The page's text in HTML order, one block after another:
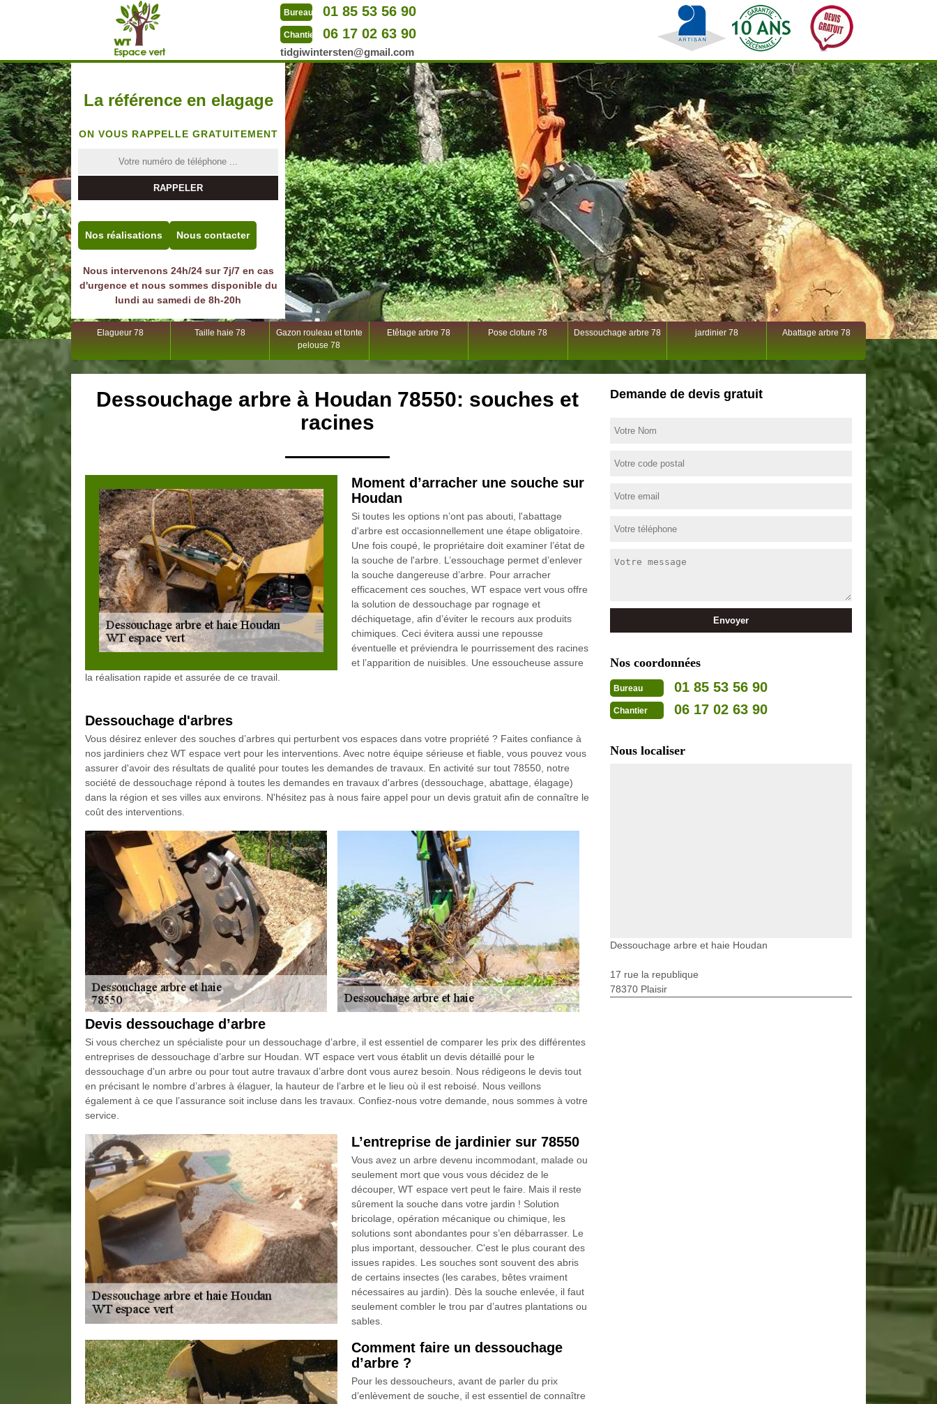
Bureau 01 85 53 56 90
Chantier 06 17 02 63 90
tidgiwintersten@gmail.com
La référence en elagage
ON VOUS RAPPELLE GRATUITEMENT
Nos réalisations Nous contacter
Nous intervenons 24h/24 sur 7j/7 en cas
d'urgence et nous sommes disponible du
lundi au samedi de 8h-20h
Elagueur 78 Taille haie 78
Gazon rouleau et tonte
pelouse 78
Etêtage arbre 78 Pose cloture 78 Dessouchage arbre 78 jardinier 78 Abattage arbre 78
Dessouchage arbre à Houdan 78550: souches et
racines
Moment d’arracher une souche sur
Houdan
Si toutes les options n’ont pas abouti, l'abattage
d'arbre est occasionnellement une étape obligatoire.
Une fois coupé, le propriétaire doit examiner l’état de
la souche de l'arbre. L’essouchage permet d’enlever
la souche dangereuse d’arbre. Pour arracher
efficacement ces souches, WT espace vert vous offre
la solution de dessouchage par rognage et
déchiquetage, afin d’éviter le recours aux produits
chimiques. Ceci évitera aussi une repousse
éventuelle et préviendra le pourrissement des racines
et l’apparition de nuisibles. Une essoucheuse assure
la réalisation rapide et assurée de ce travail.
Dessouchage d'arbres
Vous désirez enlever des souches d’arbres qui perturbent vos espaces dans votre propriété ? Faites confiance à
nos jardiniers chez WT espace vert pour les interventions. Avec notre équipe sérieuse et fiable, vous pouvez vous
assurer d'avoir des résultats de qualité pour toutes les demandes de travaux. En activité sur tout 78550, notre
société de dessouchage répond à toutes les demandes en travaux d'arbres (dessouchage, abattage, élagage)
dans la région et ses villes aux environs. N'hésitez pas à nous faire appel pour un devis gratuit afin de connaître le
coût des interventions.
Devis dessouchage d’arbre
Si vous cherchez un spécialiste pour un dessouchage d’arbre, il est essentiel de comparer les prix des différentes
entreprises de dessouchage d’arbre sur Houdan. WT espace vert vous établit un devis détaillé pour le
dessouchage d'un arbre ou pour tout autre travaux d’arbre dont vous aurez besoin. Nous rédigeons le devis tout
en précisant le nombre d’arbres à élaguer, la hauteur de l’arbre et le lieu où il est reboisé. Nous veillons
également à ce que l’assurance soit incluse dans les travaux. Confiez-nous votre demande, nous sommes à votre
service.
L’entreprise de jardinier sur 78550
Vous avez un arbre devenu incommodant, malade ou
seulement mort que vous vous décidez de le
découper, WT espace vert peut le faire. Mais il reste
sûrement la souche dans votre jardin ! Solution
bricolage, opération mécanique ou chimique, les
solutions sont abondantes pour s’en débarrasser. Le
plus important, dessoucher. C'est le plus courant des
issues rapides. Les souches sont souvent des abris
de certains insectes (les carabes, bêtes vraiment
nécessaires au jardin). Dès la souche enlevée, il faut
seulement combler le trou par d’autres plantations ou
sables.
Comment faire un dessouchage
d’arbre ?
Pour les dessoucheurs, avant de parler du prix
d’enlèvement de souche, il est essentiel de connaître
Demande de devis gratuit
Nos coordonnées
Bureau 01 85 53 56 90
Chantier 06 17 02 63 90
Nous localiser
Dessouchage arbre et haie Houdan
17 rue la republique
78370 Plaisir